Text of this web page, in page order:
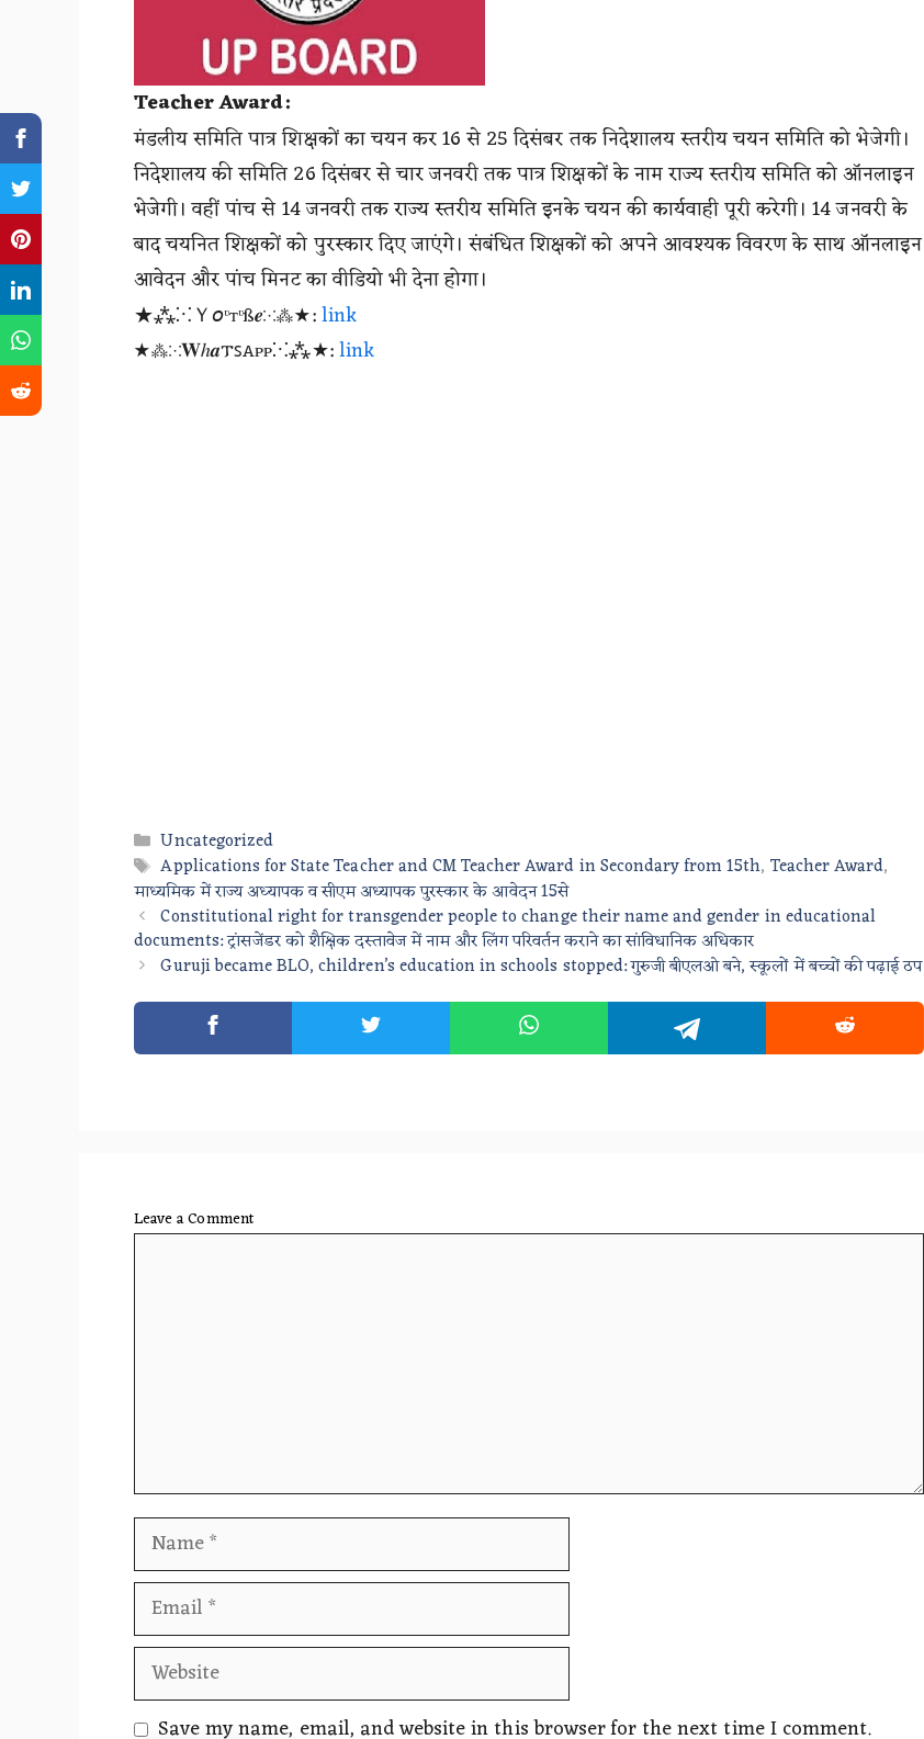
Teacher Award:
मंडलीय समिति पात्र शिक्षकों का चयन कर 16 से 25 दिसंबर तक निदेशालय स्तरीय चयन समिति को भेजेगी।
निदेशालय की समिति 26 दिसंबर से चार जनवरी तक पात्र शिक्षकों के नाम राज्य स्तरीय समिति को ऑनलाइन
भेजेगी। वहीं पांच से 14 जनवरी तक राज्य स्तरीय समिति इनके चयन की कार्यवाही पूरी करेगी। 14 जनवरी के
बाद चयनित शिक्षकों को पुरस्कार दिए जाएंगे। संबंधित शिक्षकों को अपने आवश्यक विवरण के साथ ऑनलाइन
आवेदन और पांच मिनट का वीडियो भी देना होगा।
★⁂⁙Ｙ𝘰ᶹтᶹß𝒆⁙⁂★:link
★⁂⁙𝐖ℎ𝒂𐍄ꜱꭺᴩᴩ⁙⁂★:link
Categories
Uncategorized
Tags
Applications for State Teacher and CM Teacher Award in Secondary from 15th, Teacher Award,
माध्यमिक में राज्य अध्यापक व सीएम अध्यापक पुरस्कार के आवेदन 15से
Constitutional right for transgender people to change their name and gender in educational
documents: ट्रांसजेंडर को शैक्षिक दस्तावेज में नाम और लिंग परिवर्तन कराने का सांविधानिक अधिकार
Guruji became BLO, children’s education in schools stopped: गुरुजी बीएलओ बने, स्कूलों में बच्चों की पढ़ाई ठप
Leave a Comment
Name
Email
Website
Save my name, email, and website in this browser for the next time I comment.